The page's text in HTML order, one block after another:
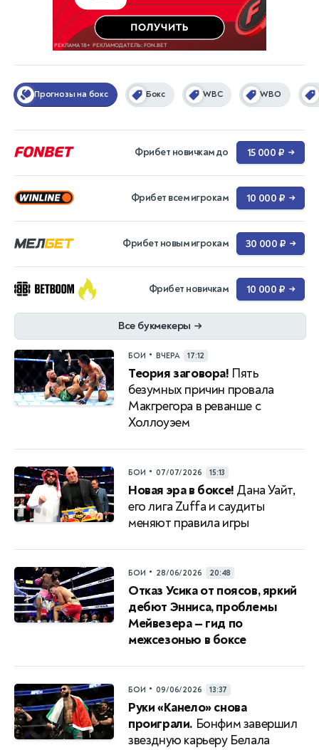
Прогнозы на бокс Бокс WBC WBO
Фрибет новичкам до 15 000 ₽ →
Фрибет всем игрокам 10 000 ₽ →
Фрибет новым игрокам 30 000 ₽ →
Фрибет новичкам 10 000 ₽ →
Все букмекеры →
БОИ • ВЧЕРА 17:12
Теория заговора! Пять
безумных причин провала
Макгрегора в реванше с
Холлоуэем
БОИ • 07/07/2026 15:13
Новая эра в боксе! Дана Уайт,
его лига Zuffa и саудиты
меняют правила игры
БОИ • 28/06/2026 20:48
Отказ Усика от поясов, яркий
дебют Энниса, проблемы
Мейвезера — гид по
межсезонью в боксе
БОИ • 09/06/2026 13:37
Руки «Канело» снова
проиграли. Бонфим завершил
звездную карьеру Белала